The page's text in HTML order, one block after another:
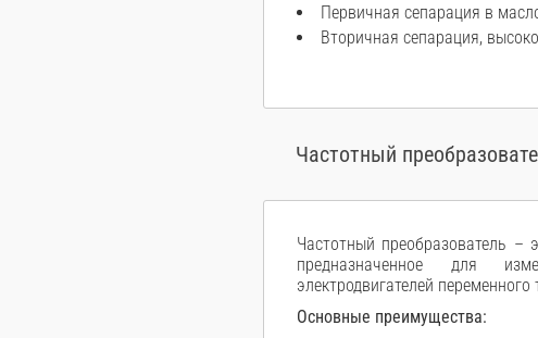
Первичная сепарация в
Вторичная сепарация,
Частотный
Частотный преобразователь –
предназначенное для
электродвигателей переменного
Основные преимущества: